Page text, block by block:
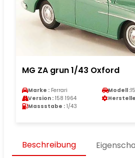
MG ZA grun 1/43 Oxford
Marke : Ferrari Modell :
Version : 158 1964
Massstabe : 1/43
Beschreibung